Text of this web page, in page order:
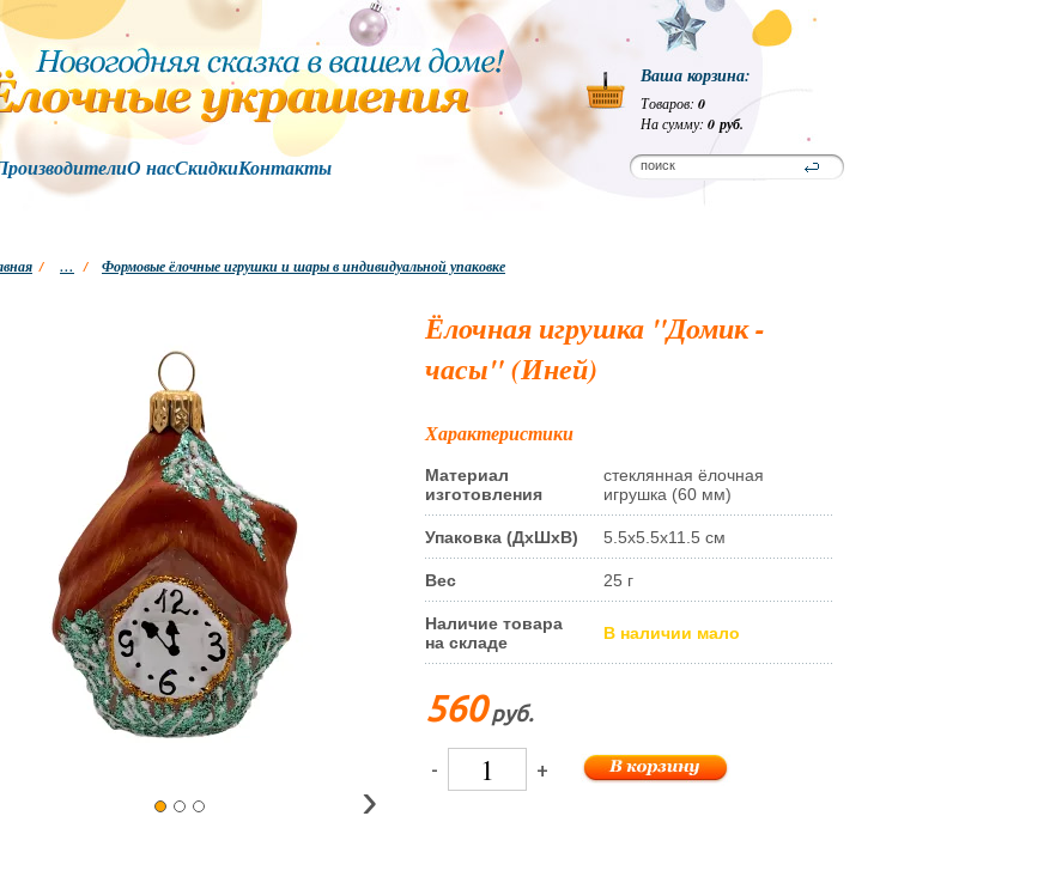
Ваша корзина:
Товаров: 0
На сумму: 0 руб.
О насСкидкиКонтакты
/ … / Формовые ёлочные игрушки и шары в индивидуальной упаковке
›
Ёлочная игрушка "Домик -
часы" (Иней)
Характеристики
Материал
изготовления
стеклянная ёлочная
игрушка (60 мм)
Упаковка (ДxШxВ) 5.5x5.5x11.5 см
Вес 25 г
Наличие товара
на складе
В наличии мало
560руб.
- +